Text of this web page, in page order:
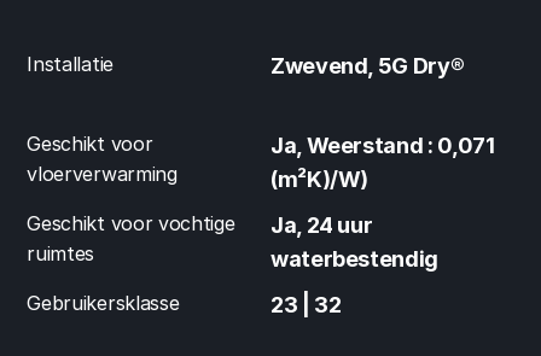
Installatie Zwevend, 5G Dry®
Geschikt voor
vloerverwarming
Ja, Weerstand : 0,071
(m²K)/W)
Geschikt voor vochtige
ruimtes
Ja, 24 uur
waterbestendig
Gebruikersklasse 23 | 32